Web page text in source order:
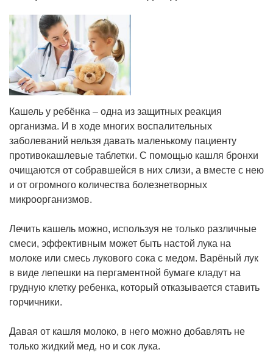
Кашель у ребёнка – одна из защитных реакция
организма. И в ходе многих воспалительных
заболеваний нельзя давать маленькому пациенту
противокашлевые таблетки. С помощью кашля бронхи
очищаются от собравшейся в них слизи, а вместе с нею
и от огромного количества болезнетворных
микроорганизмов.
Лечить кашель можно, используя не только различные
смеси, эффективным может быть настой лука на
молоке или смесь лукового сока с медом. Варёный лук
в виде лепешки на пергаментной бумаге кладут на
грудную клетку ребенка, который отказывается ставить
горчичники.
Давая от кашля молоко, в него можно добавлять не
только жидкий мед, но и сок лука.